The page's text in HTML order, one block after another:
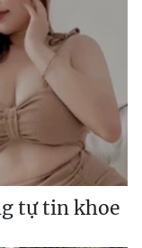
tự tin khoe